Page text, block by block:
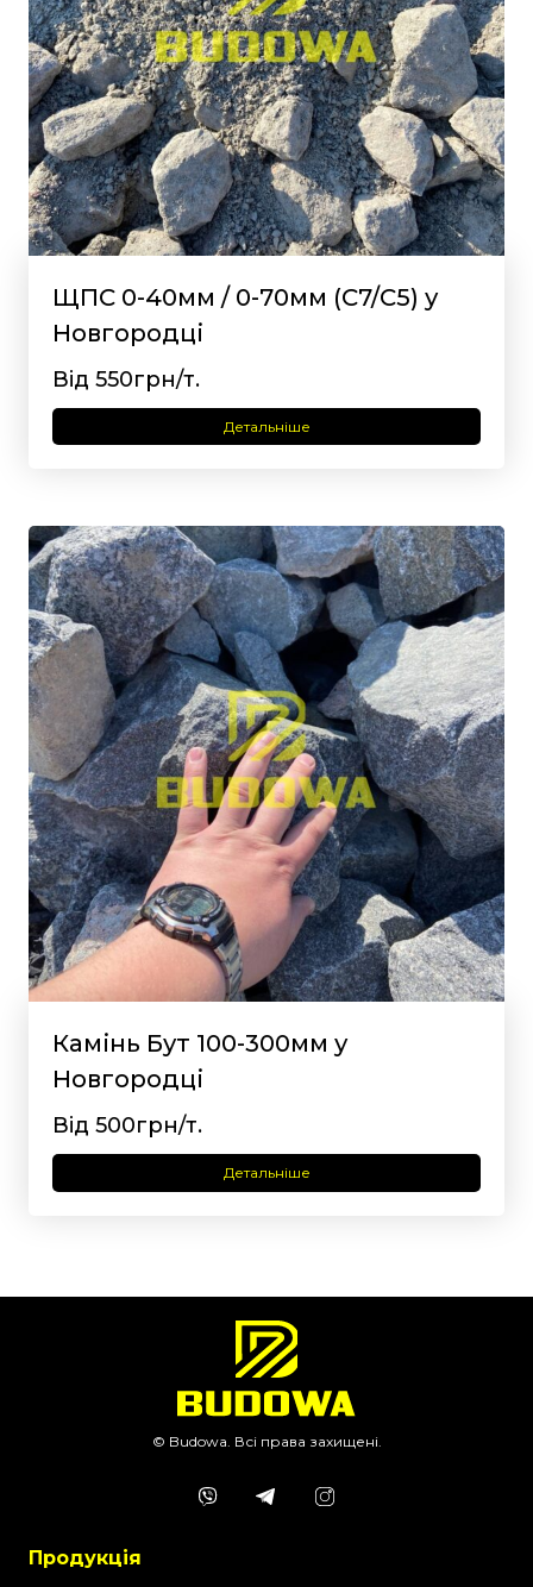
ЩПС 0-40мм / 0-70мм (С7/С5) у
Новгородці
Від 550грн/т.
Детальніше
Камінь Бут 100-300мм у
Новгородці
Від 500грн/т.
Детальніше
© Budowa. Всі права захищені.
Продукція